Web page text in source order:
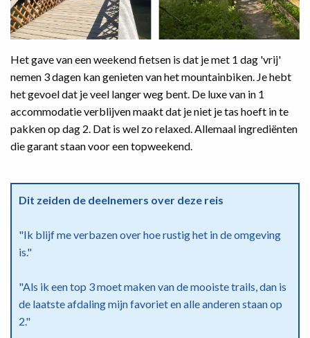
Het gave van een weekend fietsen is dat je met 1 dag 'vrij'
nemen 3 dagen kan genieten van het mountainbiken. Je hebt
het gevoel dat je veel langer weg bent. De luxe van in 1
accommodatie verblijven maakt dat je niet je tas hoeft in te
pakken op dag 2. Dat is wel zo relaxed. Allemaal ingrediënten
die garant staan voor een topweekend.
Dit zeiden de deelnemers over deze reis
"Ik blijf me verbazen over hoe rustig het in de omgeving
is."
"Als ik een top 3 moet maken van de mooiste trails, dan is
de laatste afdaling mijn favoriet en alle anderen staan op
2."